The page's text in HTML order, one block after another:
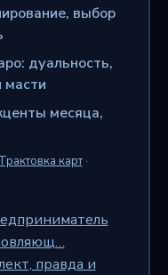
выбор
дуальность,
масти
месяца,
Трактовка карт·
правда и